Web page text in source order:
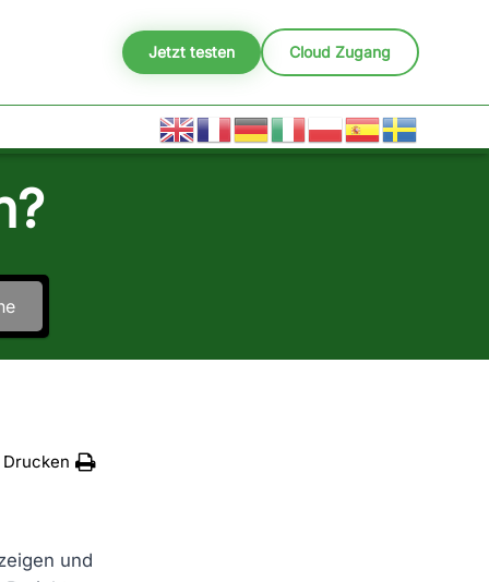
Jetzt testen Cloud Zugang
Drucken
und